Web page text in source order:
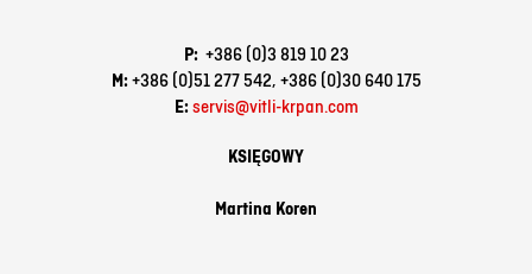
P: +386 (0)3 819 10 23
M:+386 (0)51 277 542, +386 (0)30 640 175
E:servis@vitli-krpan.com
KSIĘGOWY
Martina Koren